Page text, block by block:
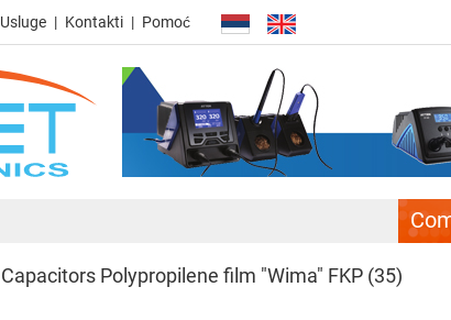
Usluge Kontakti Pomoć
Capacitors Polypropilene film "Wima" FKP (35)